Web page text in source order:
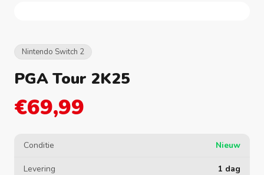
Nintendo Switch 2
PGA Tour 2K25
€69,99
Conditie Nieuw
Levering 1 dag